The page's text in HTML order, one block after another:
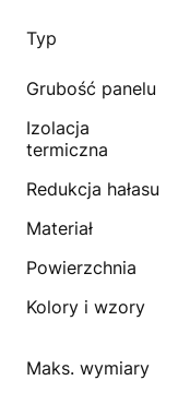
Typ
Grubość panelu
Izolacja
termiczna
Redukcja hałasu
Materiał
Powierzchnia
Kolory i wzory
Maks. wymiary